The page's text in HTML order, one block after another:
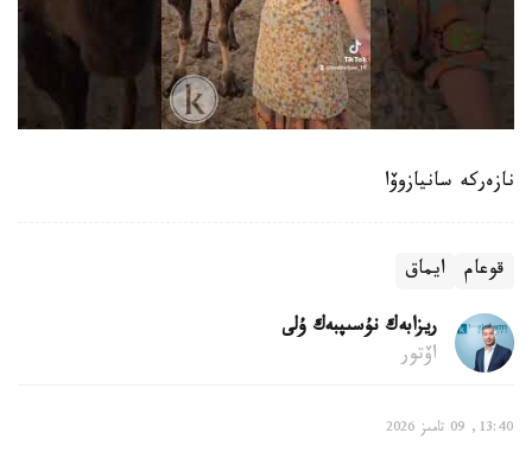
نازەركە سانيازوۆا
قوعام ايماق
ريزابەك نۇسىپبەك ۇلى
اۆتور
13:40, 09 تامىز 2026